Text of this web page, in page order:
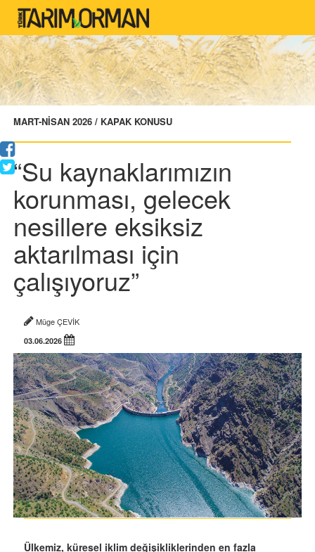
MART-NİSAN 2026 / KAPAK KONUSU
“Su kaynaklarımızın
korunması, gelecek
nesillere eksiksiz
aktarılması için
çalışıyoruz”
Müge ÇEVİK
03.06.2026
Ülkemiz, küresel iklim değişikliklerinden en fazla